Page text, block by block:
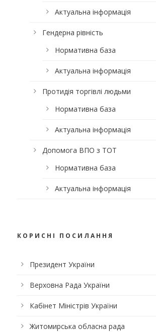
Актуальна інформація
Гендерна рівність
Нормативна база
Актуальна інформація
Протидія торгівлі людьми
Нормативна база
Актуальна інформація
Допомога ВПО з ТОТ
Нормативна база
Актуальна інформація
КОРИСНІ ПОСИЛАННЯ
Президент України
Верховна Рада України
Кабінет Міністрів України
Житомирська обласна рада